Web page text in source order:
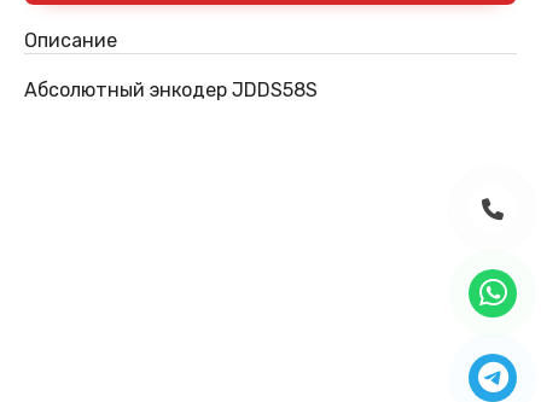
Описание
Абсолютный энкодер JDDS58S